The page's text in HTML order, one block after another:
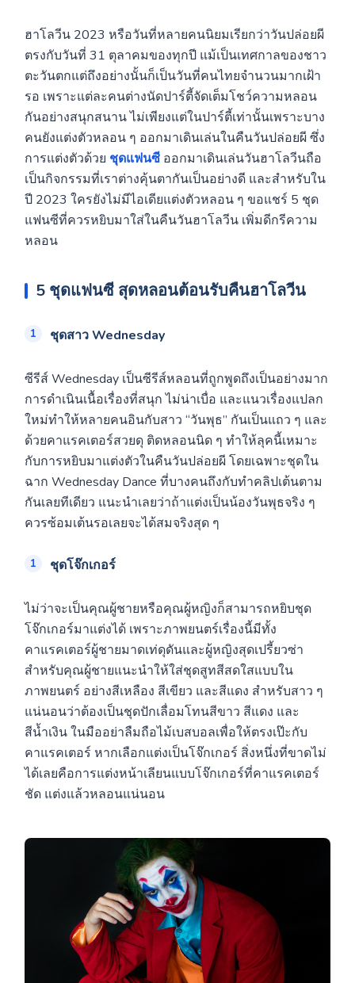
ฮาโลวีน 2023 หรือวันที่หลายคนนิยมเรียกว่าวันปล่อยผี
ตรงกับวันที่ 31 ตุลาคมของทุกปี แม้เป็นเทศกาลของชาว
ตะวันตกแต่ถึงอย่างนั้นก็เป็นวันที่คนไทยจำนวนมากเฝ้า
รอ เพราะแต่ละคนต่างนัดปาร์ตี้จัดเต็มโชว์ความหลอน
กันอย่างสนุกสนาน ไม่เพียงแต่ในปาร์ตี้เท่านั้นเพราะบาง
คนยังแต่งตัวหลอน ๆ ออกมาเดินเล่นในคืนวันปล่อยผี ซึ่ง
การแต่งตัวด้วย ชุดแฟนซี ออกมาเดินเล่นวันฮาโลวีนถือ
เป็นกิจกรรมที่เราต่างคุ้นตากันเป็นอย่างดี และสำหรับใน
ปี 2023 ใครยังไม่มีไอเดียแต่งตัวหลอน ๆ ขอแชร์ 5 ชุด
แฟนซีที่ควรหยิบมาใส่ในคืนวันฮาโลวีน เพิ่มดีกรีความ
หลอน
5 ชุดแฟนซี สุดหลอนต้อนรับคืนฮาโลวีน
ชุดสาวWednesday
ซีรีส์ Wednesday เป็นซีรีส์หลอนที่ถูกพูดถึงเป็นอย่างมาก
การดำเนินเนื้อเรื่องที่สนุก ไม่น่าเบื่อ และแนวเรื่องแปลก
ใหม่ทำให้หลายคนอินกับสาว “วันพุธ” กันเป็นแถว ๆ และ
ด้วยคาแรคเตอร์สวยดุ ติดหลอนนิด ๆ ทำให้ลุคนี้เหมาะ
กับการหยิบมาแต่งตัวในคืนวันปล่อยผี โดยเฉพาะชุดใน
ฉาก Wednesday Dance ที่บางคนถึงกับทำคลิปเต้นตาม
กันเลยทีเดียว แนะนำเลยว่าถ้าแต่งเป็นน้องวันพุธจริง ๆ
ควรซ้อมเต้นรอเลยจะได้สมจริงสุด ๆ
ชุดโจ๊กเกอร์
ไม่ว่าจะเป็นคุณผู้ชายหรือคุณผู้หญิงก็สามารถหยิบชุด
โจ๊กเกอร์มาแต่งได้ เพราะภาพยนตร์เรื่องนี้มีทั้ง
คาแรคเตอร์ผู้ชายมาดเท่ดุดันและผู้หญิงสุดเปรี้ยวซ่า
สำหรับคุณผู้ชายแนะนำให้ใส่ชุดสูทสีสดใสแบบใน
ภาพยนตร์ อย่างสีเหลือง สีเขียว และสีแดง สำหรับสาว ๆ
แน่นอนว่าต้องเป็นชุดปักเลื่อมโทนสีขาว สีแดง และ
สีน้ำเงิน ในมืออย่าลืมถือไม้เบสบอลเพื่อให้ตรงเป๊ะกับ
คาแรคเตอร์ หากเลือกแต่งเป็นโจ๊กเกอร์ สิ่งหนึ่งที่ขาดไม่
ได้เลยคือการแต่งหน้าเลียนแบบโจ๊กเกอร์ที่คาแรคเตอร์
ชัด แต่งแล้วหลอนแน่นอน